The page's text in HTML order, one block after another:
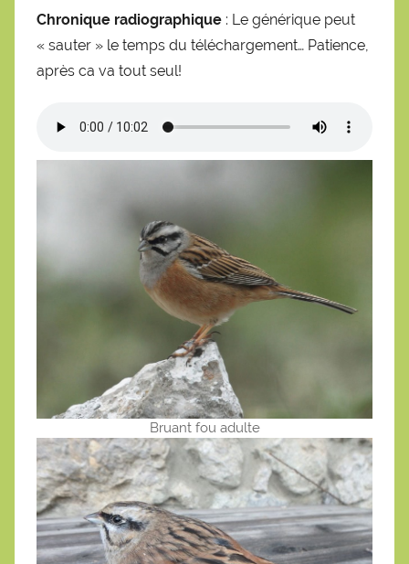
t
i
Chronique radiographique : Le générique peut
« sauter » le temps du téléchargement… Patience,
après ca va tout seul!
Bruant fou adulte